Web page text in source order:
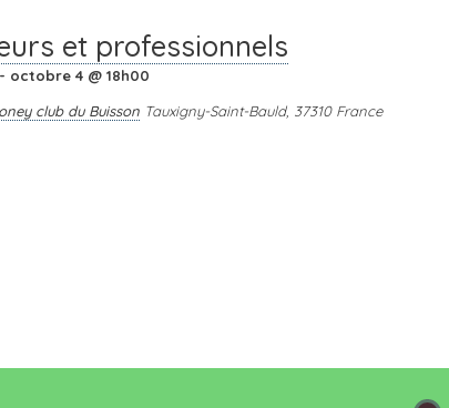
et professionnels
octobre 4 @ 18h00
club du Buisson Tauxigny-Saint-Bauld, 37310 France